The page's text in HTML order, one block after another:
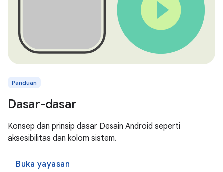
Panduan
Dasar-dasar
Konsep dan prinsip dasar Desain Android seperti
aksesibilitas dan kolom sistem.
Buka yayasan